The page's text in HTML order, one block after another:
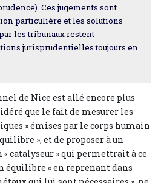
Ces jugements sont
particulière et les solutions
les tribunaux restent
jurisprudentielles toujours en
de Nice est allé encore plus
que le fait de mesurer les
» émises par le corps humain
», et de proposer à un
« catalyseur » qui permettrait à ce
équilibre « en reprenant dans